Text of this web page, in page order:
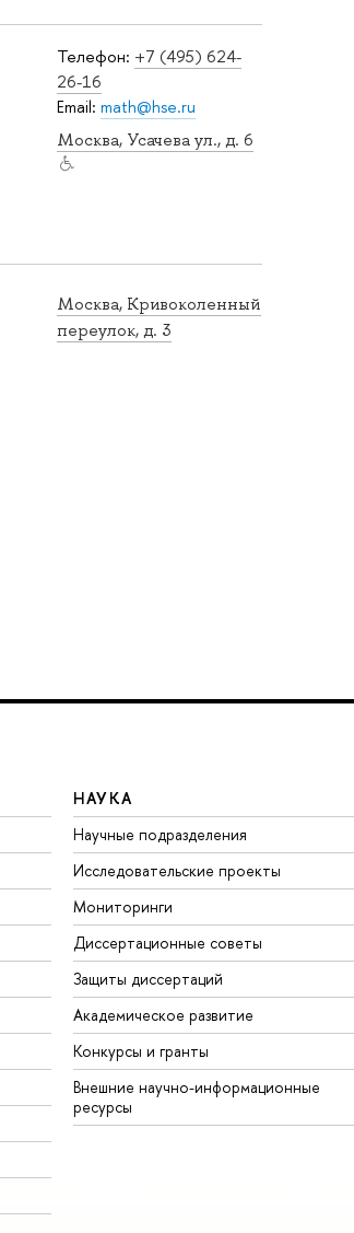
Телефон: +7 (495) 624-
26-16
Email: math@hse.ru
Москва, Усачева ул., д. 6
Москва, Кривоколенный
переулок, д. 3
НАУКА
Научные подразделения
Исследовательские проекты
Мониторинги
Диссертационные советы
Защиты диссертаций
Академическое развитие
Конкурсы и гранты
Внешние научно-информационные
ресурсы